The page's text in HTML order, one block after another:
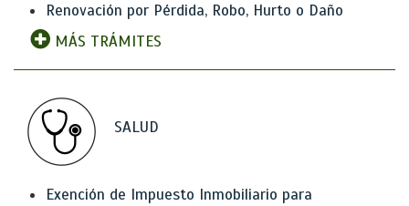
Renovación por Pérdida, Robo, Hurto o Daño
MÁS TRÁMITES
SALUD
Exención de Impuesto Inmobiliario para